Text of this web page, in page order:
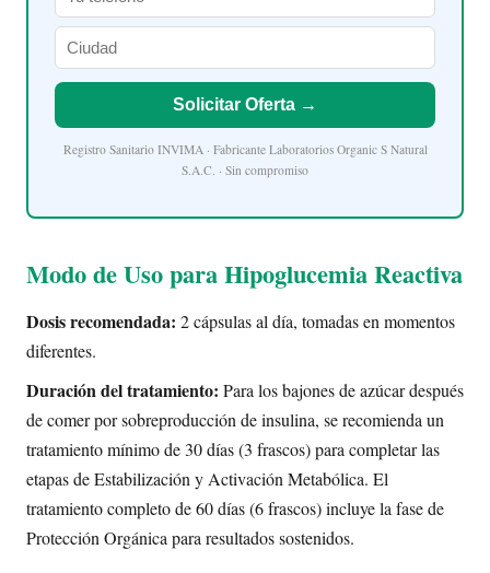
Solicitar Oferta →
Registro Sanitario INVIMA · Fabricante Laboratorios Organic S Natural
S.A.C. · Sin compromiso
Modo de Uso para Hipoglucemia Reactiva
Dosis recomendada: 2 cápsulas al día, tomadas en momentos
diferentes.
Duración del tratamiento: Para los bajones de azúcar después
de comer por sobreproducción de insulina, se recomienda un
tratamiento mínimo de 30 días (3 frascos) para completar las
etapas de Estabilización y Activación Metabólica. El
tratamiento completo de 60 días (6 frascos) incluye la fase de
Protección Orgánica para resultados sostenidos.